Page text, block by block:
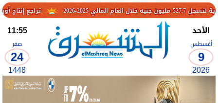
تراجع إنتاج أوروبا والتوترات
الأحد
أغسطس
9
2026
11:55
صفر
24
1448